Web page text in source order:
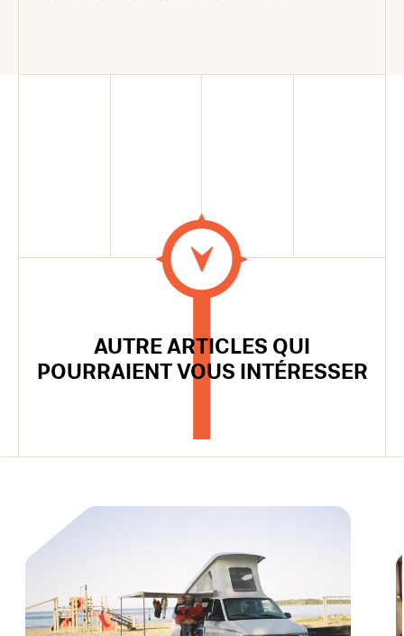
AUTRE ARTICLES QUI
POURRAIENT VOUS INTÉRESSER